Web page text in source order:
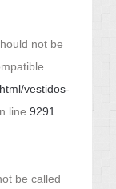
not be
vestidos-
line 9291
be called